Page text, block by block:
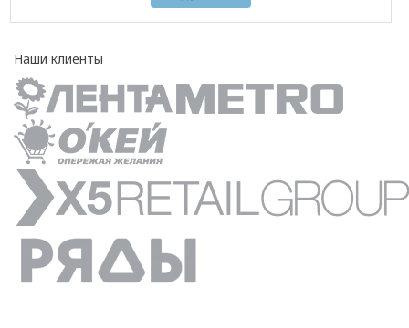
Наши клиенты